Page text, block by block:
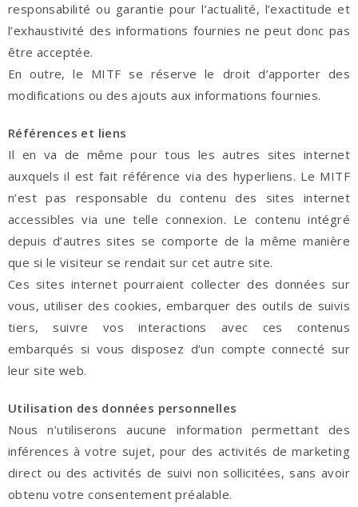
responsabilité ou garantie pour l’actualité, l’exactitude et
l’exhaustivité des informations fournies ne peut donc pas
être acceptée.
En outre, le MITF se réserve le droit d’apporter des
modifications ou des ajouts aux informations fournies.
Références et liens
Il en va de même pour tous les autres sites internet
auxquels il est fait référence via des hyperliens. Le MITF
n’est pas responsable du contenu des sites internet
accessibles via une telle connexion. Le contenu intégré
depuis d’autres sites se comporte de la même manière
que si le visiteur se rendait sur cet autre site.
Ces sites internet pourraient collecter des données sur
vous, utiliser des cookies, embarquer des outils de suivis
tiers, suivre vos interactions avec ces contenus
embarqués si vous disposez d’un compte connecté sur
leur site web.
Utilisation des données personnelles
Nous n’utiliserons aucune information permettant des
inférences à votre sujet, pour des activités de marketing
direct ou des activités de suivi non sollicitées, sans avoir
obtenu votre consentement préalable.